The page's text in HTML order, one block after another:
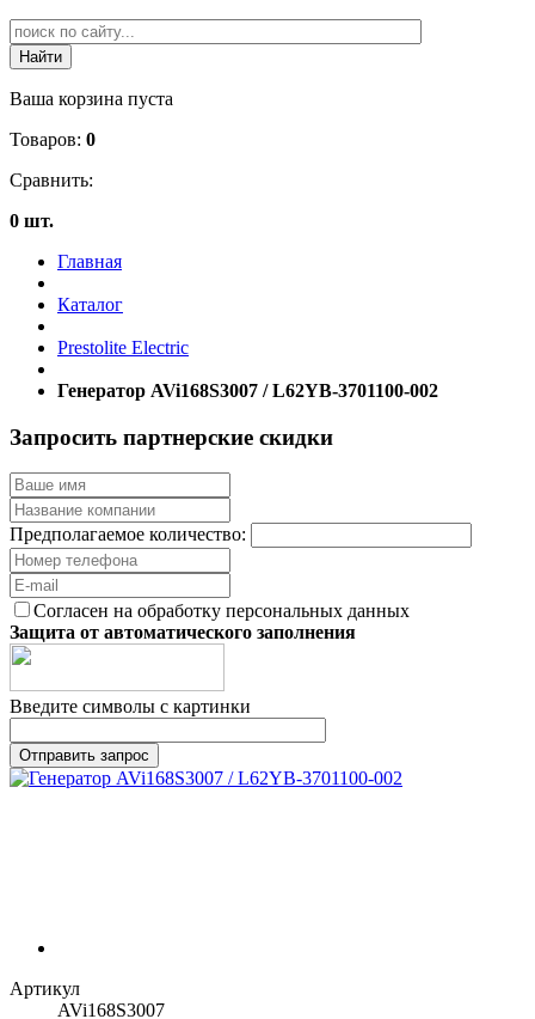
Ваша корзина пуста
Товаров: 0
Сравнить:
0 шт.
Главная
Каталог
Prestolite Electric
Генератор AVi168S3007 / L62YB-3701100-002
Запросить партнерские скидки
Предполагаемое количество:
Согласен на обработку персональных данных
Защита от автоматического заполнения
Введите символы с картинки
Артикул
AVi168S3007